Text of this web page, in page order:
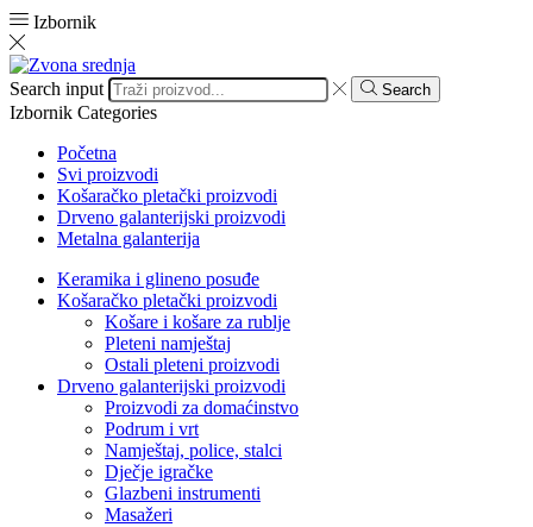
Izbornik
Search input Search
Izbornik Categories
Početna
Svi proizvodi
Košaračko pletački proizvodi
Drveno galanterijski proizvodi
Metalna galanterija
Keramika i glineno posuđe
Košaračko pletački proizvodi
Košare i košare za rublje
Pleteni namještaj
Ostali pleteni proizvodi
Drveno galanterijski proizvodi
Proizvodi za domaćinstvo
Podrum i vrt
Namještaj, police, stalci
Dječje igračke
Glazbeni instrumenti
Masažeri